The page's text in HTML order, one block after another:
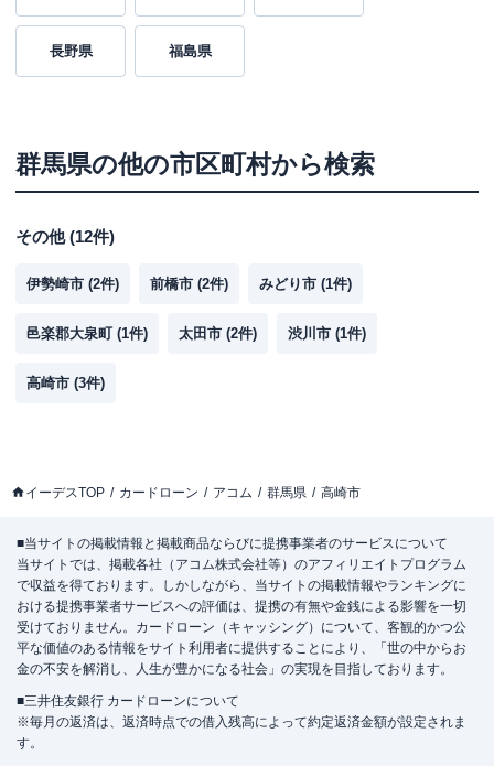
長野県 福島県
群馬県の他の市区町村から検索
その他(12件)
伊勢崎市 (2件) 前橋市 (2件) みどり市 (1件)
邑楽郡大泉町 (1件) 太田市 (2件) 渋川市 (1件)
高崎市 (3件)
イーデスTOP カードローン アコム 群馬県 高崎市
■当サイトの掲載情報と掲載商品ならびに提携事業者のサービスについて
当サイトでは、掲載各社（アコム株式会社等）のアフィリエイトプログラム
で収益を得ております。しかしながら、当サイトの掲載情報やランキングに
おける提携事業者サービスへの評価は、提携の有無や金銭による影響を一切
受けておりません。カードローン（キャッシング）について、客観的かつ公
平な価値のある情報をサイト利用者に提供することにより、「世の中からお
金の不安を解消し、人生が豊かになる社会」の実現を目指しております。
■三井住友銀行 カードローンについて
※毎月の返済は、返済時点での借入残高によって約定返済金額が設定されま
す。